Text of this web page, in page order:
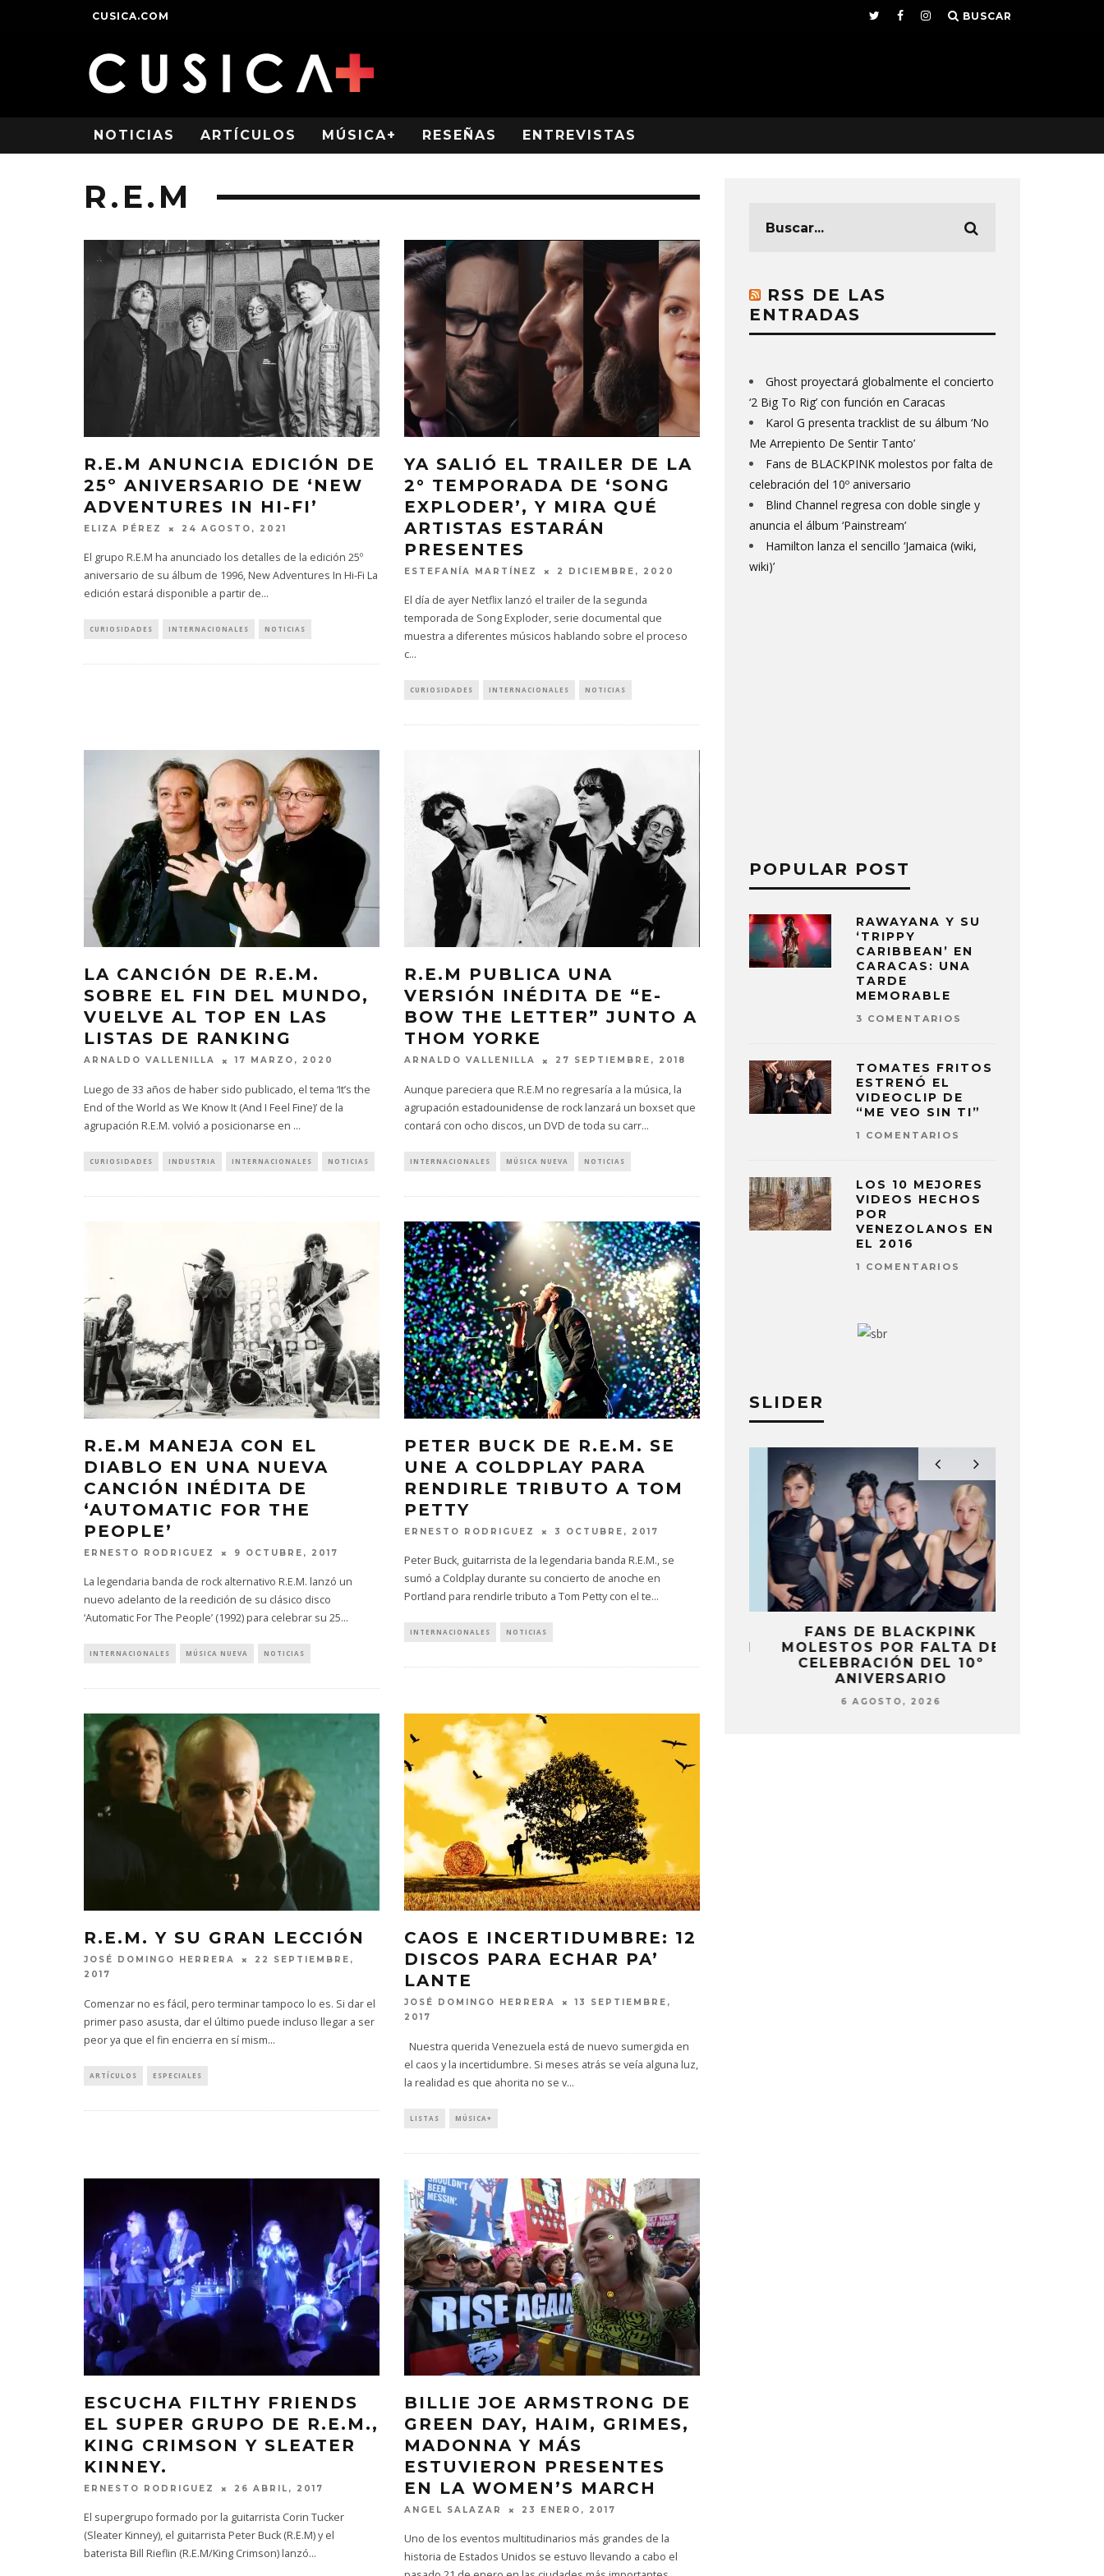
CUSICA.COM BUSCAR
NOTICIAS ARTÍCULOS MÚSICA+ RESEÑAS ENTREVISTAS
R.E.M
R.E.M ANUNCIA EDICIÓN DE
25º ANIVERSARIO DE ‘NEW
ADVENTURES IN HI-FI’
ELIZA PÉREZ 24 AGOSTO, 2021
El grupo R.E.M ha anunciado los detalles de la edición 25º
aniversario de su álbum de 1996, New Adventures In Hi-Fi La
edición estará disponible a partir de...
CURIOSIDADES INTERNACIONALES NOTICIAS
YA SALIÓ EL TRAILER DE LA
2° TEMPORADA DE ‘SONG
EXPLODER’, Y MIRA QUÉ
ARTISTAS ESTARÁN
PRESENTES
ESTEFANÍA MARTÍNEZ 2 DICIEMBRE, 2020
El día de ayer Netflix lanzó el trailer de la segunda
temporada de Song Exploder, serie documental que
muestra a diferentes músicos hablando sobre el proceso
c...
CURIOSIDADES INTERNACIONALES NOTICIAS
LA CANCIÓN DE R.E.M.
SOBRE EL FIN DEL MUNDO,
VUELVE AL TOP EN LAS
LISTAS DE RANKING
ARNALDO VALLENILLA 17 MARZO, 2020
Luego de 33 años de haber sido publicado, el tema ‘It’s the
End of the World as We Know It (And I Feel Fine)’ de la
agrupación R.E.M. volvió a posicionarse en ...
CURIOSIDADES INDUSTRIA INTERNACIONALES NOTICIAS
R.E.M PUBLICA UNA
VERSIÓN INÉDITA DE “E-
BOW THE LETTER” JUNTO A
THOM YORKE
ARNALDO VALLENILLA 27 SEPTIEMBRE, 2018
Aunque pareciera que R.E.M no regresaría a la música, la
agrupación estadounidense de rock lanzará un boxset que
contará con ocho discos, un DVD de toda su carr...
INTERNACIONALES MÚSICA NUEVA NOTICIAS
R.E.M MANEJA CON EL
DIABLO EN UNA NUEVA
CANCIÓN INÉDITA DE
‘AUTOMATIC FOR THE
PEOPLE’
ERNESTO RODRIGUEZ 9 OCTUBRE, 2017
La legendaria banda de rock alternativo R.E.M. lanzó un
nuevo adelanto de la reedición de su clásico disco
‘Automatic For The People’ (1992) para celebrar su 25...
INTERNACIONALES MÚSICA NUEVA NOTICIAS
PETER BUCK DE R.E.M. SE
UNE A COLDPLAY PARA
RENDIRLE TRIBUTO A TOM
PETTY
ERNESTO RODRIGUEZ 3 OCTUBRE, 2017
Peter Buck, guitarrista de la legendaria banda R.E.M., se
sumó a Coldplay durante su concierto de anoche en
Portland para rendirle tributo a Tom Petty con el te...
INTERNACIONALES NOTICIAS
R.E.M. Y SU GRAN LECCIÓN
JOSÉ DOMINGO HERRERA
22 SEPTIEMBRE,
2017
Comenzar no es fácil, pero terminar tampoco lo es. Si dar el
primer paso asusta, dar el último puede incluso llegar a ser
peor ya que el fin encierra en sí mism...
ARTÍCULOS ESPECIALES
CAOS E INCERTIDUMBRE: 12
DISCOS PARA ECHAR PA’
LANTE
JOSÉ DOMINGO HERRERA
13 SEPTIEMBRE,
2017
Nuestra querida Venezuela está de nuevo sumergida en
el caos y la incertidumbre. Si meses atrás se veía alguna luz,
la realidad es que ahorita no se v...
LISTAS MÚSICA+
ESCUCHA FILTHY FRIENDS
EL SUPER GRUPO DE R.E.M.,
KING CRIMSON Y SLEATER
KINNEY.
ERNESTO RODRIGUEZ 26 ABRIL, 2017
El supergrupo formado por la guitarrista Corin Tucker
(Sleater Kinney), el guitarrista Peter Buck (R.E.M) y el
baterista Bill Rieflin (R.E.M/King Crimson) lanzó...
BILLIE JOE ARMSTRONG DE
GREEN DAY, HAIM, GRIMES,
MADONNA Y MÁS
ESTUVIERON PRESENTES
EN LA WOMEN’S MARCH
ANGEL SALAZAR 23 ENERO, 2017
Uno de los eventos multitudinarios más grandes de la
historia de Estados Unidos se estuvo llevando a cabo el
RSS DE LAS
ENTRADAS
Ghost proyectará globalmente el concierto
‘2 Big To Rig’ con función en Caracas
Karol G presenta tracklist de su álbum ‘No
Me Arrepiento De Sentir Tanto’
Fans de BLACKPINK molestos por falta de
celebración del 10º aniversario
Blind Channel regresa con doble single y
anuncia el álbum ‘Painstream’
Hamilton lanza el sencillo ‘Jamaica (wiki,
wiki)’
POPULAR POST
RAWAYANA Y SU
‘TRIPPY
CARIBBEAN’ EN
CARACAS: UNA
TARDE
MEMORABLE
3 COMENTARIOS
TOMATES FRITOS
ESTRENÓ EL
VIDEOCLIP DE
“ME VEO SIN TI”
1 COMENTARIOS
LOS 10 MEJORES
VIDEOS HECHOS
POR
VENEZOLANOS EN
EL 2016
1 COMENTARIOS
SLIDER
UN NUEVO CAPÍTULO CON
6 AGOSTO, 2026
GHOST PROYECTARÁ
CONCIERTO ‘2 BIG TO RIG’
KAROL G PRESENTA
‘NO ME ARREPIENTO DE
FANS DE BLACKPINK
MOLESTOS POR FALTA DE
CELEBRACIÓN DEL 10º
ANIVERSARIO
6 AGOSTO, 2026